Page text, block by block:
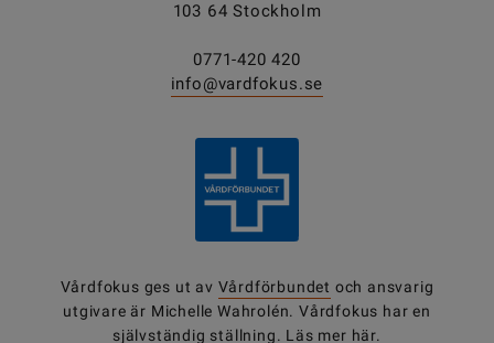
103 64 Stockholm
0771-420 420
info@vardfokus.se
Vårdfokus ges ut av Vårdförbundet och ansvarig
utgivare är Michelle Wahrolén. Vårdfokus har en
självständig ställning. Läs mer här.